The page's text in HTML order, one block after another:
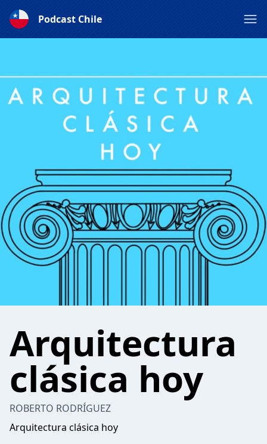
Podcast Chile
Arquitectura
clásica hoy
ROBERTO RODRÍGUEZ
Arquitectura clásica hoy